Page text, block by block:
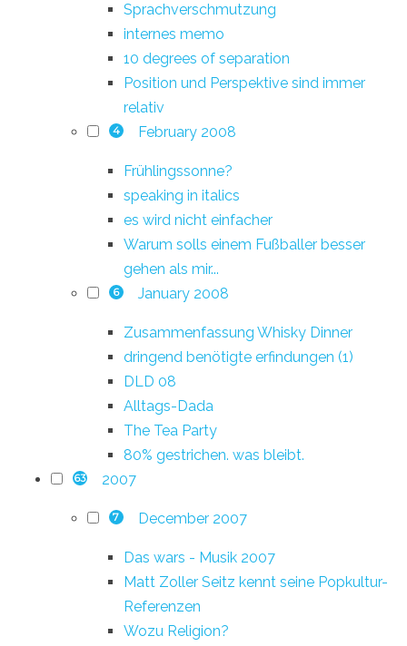
Sprachverschmutzung
internes memo
10 degrees of separation
Position und Perspektive sind immer
relativ
4 February 2008
Frühlingssonne?
speaking in italics
es wird nicht einfacher
Warum solls einem Fußballer besser
gehen als mir...
6 January 2008
Zusammenfassung Whisky Dinner
dringend benötigte erfindungen (1)
DLD 08
Alltags-Dada
The Tea Party
80% gestrichen. was bleibt.
63 2007
7 December 2007
Das wars - Musik 2007
Matt Zoller Seitz kennt seine Popkultur-
Referenzen
Wozu Religion?